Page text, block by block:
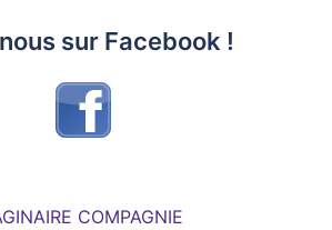
sur Facebook !
COMPAGNIE